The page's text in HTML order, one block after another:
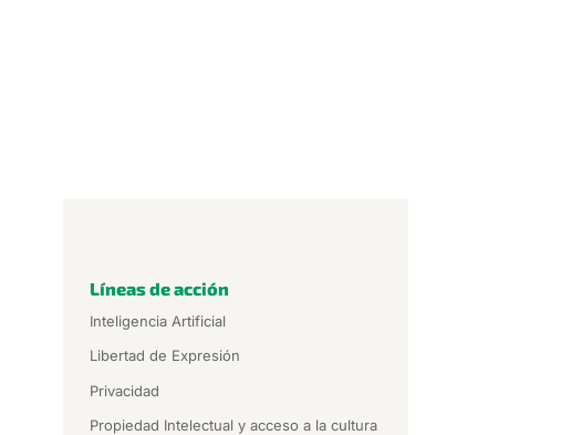
Líneas de acción
Inteligencia Artificial
Libertad de Expresión
Privacidad
Propiedad Intelectual y acceso a la cultura